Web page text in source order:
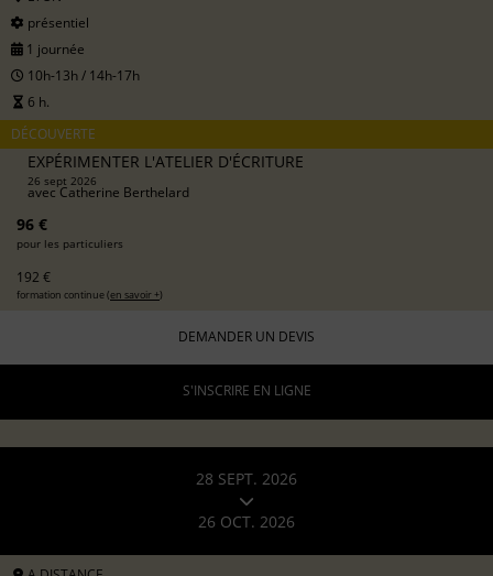
présentiel
1 journée
10h-13h / 14h-17h
6 h.
DÉCOUVERTE
EXPÉRIMENTER L'ATELIER D'ÉCRITURE
26 sept 2026
avecCatherine Berthelard
96 €
pour les particuliers
192 €
formation continue (en savoir +)
DEMANDER UN DEVIS
S'INSCRIRE EN LIGNE
28 SEPT. 2026
26 OCT. 2026